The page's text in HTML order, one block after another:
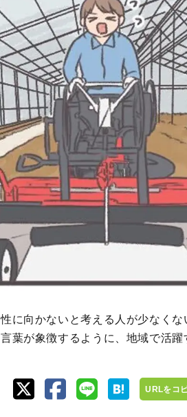
に向かないと考える人が少なく
葉が象徴するように、地域で活
URLをコ